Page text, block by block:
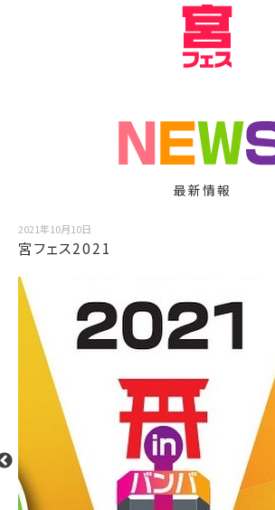
最新情報
2021年10月10日
宮フェス2021